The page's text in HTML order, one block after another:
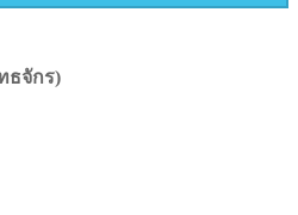
ธจักร)